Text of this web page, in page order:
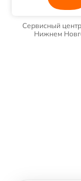
Сервисный
Нижнем